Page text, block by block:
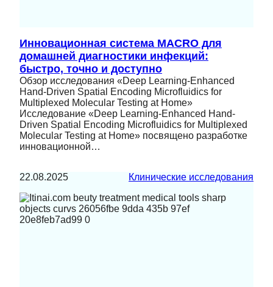
Инновационная система MACRO для
домашней диагностики инфекций:
быстро, точно и доступно
Обзор исследования «Deep Learning-Enhanced
Hand-Driven Spatial Encoding Microfluidics for
Multiplexed Molecular Testing at Home»
Исследование «Deep Learning-Enhanced Hand-
Driven Spatial Encoding Microfluidics for Multiplexed
Molecular Testing at Home» посвящено разработке
инновационной…
22.08.2025 Клинические исследования